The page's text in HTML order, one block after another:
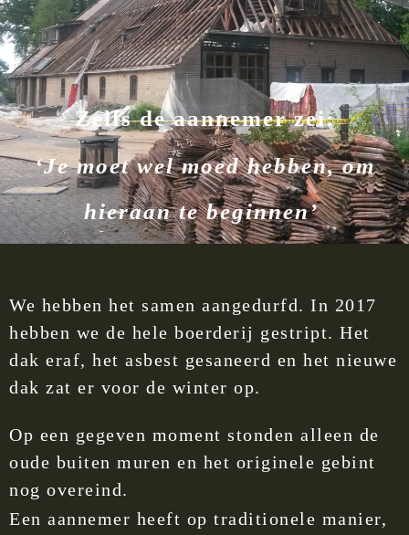
Zelfs de aannemer zei:
‘Je moet wel moed hebben, om
hieraan te beginnen’
We hebben het samen aangedurfd. In 2017
hebben we de hele boerderij gestript. Het
dak eraf, het asbest gesaneerd en het nieuwe
dak zat er voor de winter op.
Op een gegeven moment stonden alleen de
oude buiten muren en het originele gebint
nog overeind.
Een aannemer heeft op traditionele manier,